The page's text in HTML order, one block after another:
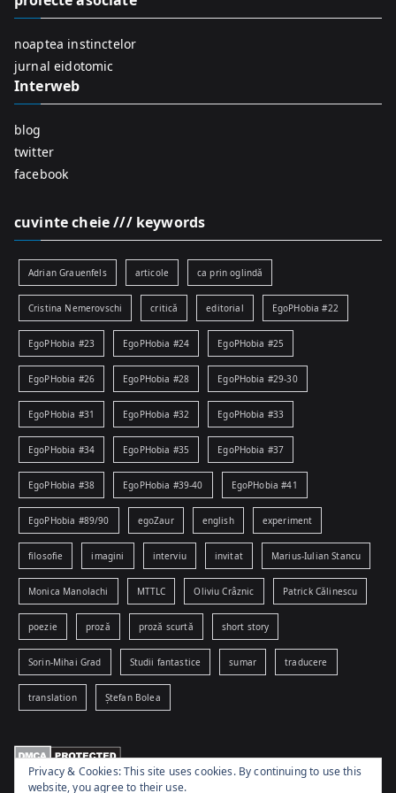
o
noaptea instinctelor
jurnal eidotomic
Interweb
blog
twitter
facebook
cuvinte cheie /// keywords
Adrian Grauenfels articole ca prin oglindă
Cristina Nemerovschi critică editorial EgoPHobia #22
EgoPHobia #23 EgoPHobia #24 EgoPHobia #25
EgoPHobia #26 EgoPHobia #28 EgoPHobia #29-30
EgoPHobia #31 EgoPHobia #32 EgoPHobia #33
EgoPHobia #34 EgoPHobia #35 EgoPHobia #37
EgoPHobia #38 EgoPHobia #39-40 EgoPHobia #41
EgoPHobia #89/90 egoZaur english experiment
filosofie imagini interviu invitat Marius-Iulian Stancu
Monica Manolachi MTTLC Oliviu Crâznic Patrick Călinescu
poezie proză proză scurtă short story
Sorin-Mihai Grad Studii fantastice sumar traducere
translation Ștefan Bolea
Privacy & Cookies: This site uses cookies. By continuing to use this
website, you agree to their use.